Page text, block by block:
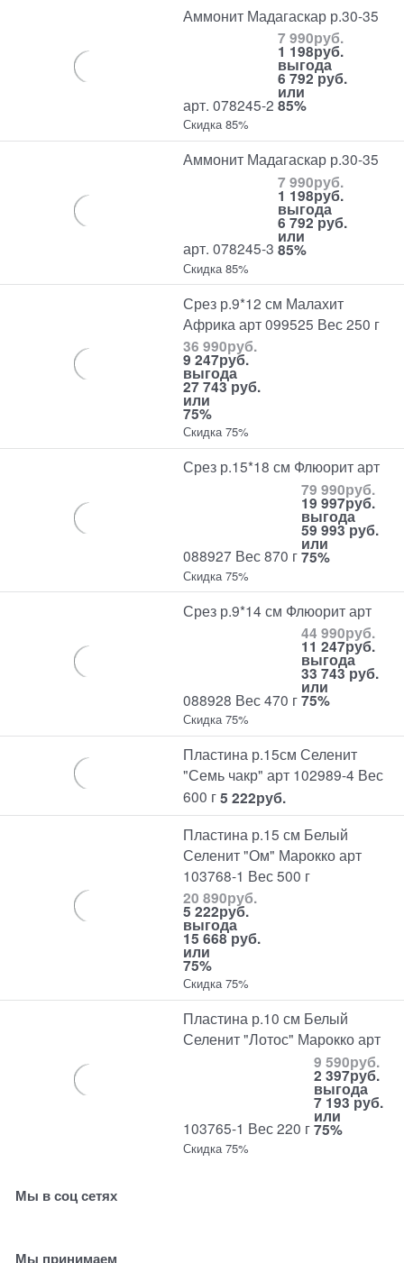
Аммонит Мадагаскар р.30-35
арт. 078245-2
7 990руб.
1 198руб.
выгода
6 792 руб.
или
85%
Скидка 85%
Аммонит Мадагаскар р.30-35
арт. 078245-3
7 990руб.
1 198руб.
выгода
6 792 руб.
или
85%
Скидка 85%
Срез р.9*12 см Малахит
Африка арт 099525 Вес 250 г
36 990руб.
9 247руб.
выгода
27 743 руб.
или
75%
Скидка 75%
Срез р.15*18 см Флюорит арт
088927 Вес 870 г
79 990руб.
19 997руб.
выгода
59 993 руб.
или
75%
Скидка 75%
Срез р.9*14 см Флюорит арт
088928 Вес 470 г
44 990руб.
11 247руб.
выгода
33 743 руб.
или
75%
Скидка 75%
Пластина р.15см Селенит
"Семь чакр" арт 102989-4 Вес
600 г5 222руб.
Пластина р.15 см Белый
Селенит "Ом" Марокко арт
103768-1 Вес 500 г
20 890руб.
5 222руб.
выгода
15 668 руб.
или
75%
Скидка 75%
Пластина р.10 см Белый
Селенит "Лотос" Марокко арт
103765-1 Вес 220 г
9 590руб.
2 397руб.
выгода
7 193 руб.
или
75%
Скидка 75%
Мы в соц сетях
Мы принимаем